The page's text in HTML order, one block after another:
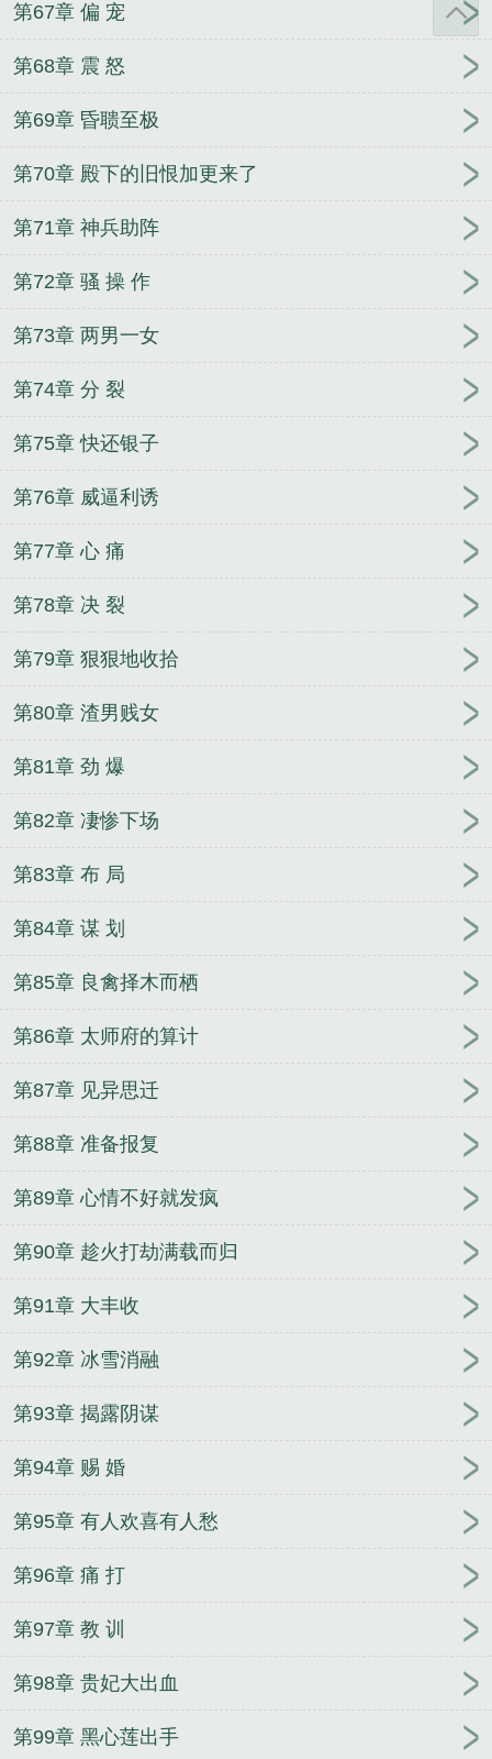
第67章 偏 宠
第68章 震 怒
第69章 昏聩至极
第70章 殿下的旧恨加更来了
第71章 神兵助阵
第72章 骚 操 作
第73章 两男一女
第74章 分 裂
第75章 快还银子
第76章 威逼利诱
第77章 心 痛
第78章 决 裂
第79章 狠狠地收拾
第80章 渣男贱女
第81章 劲 爆
第82章 凄惨下场
第83章 布 局
第84章 谋 划
第85章 良禽择木而栖
第86章 太师府的算计
第87章 见异思迁
第88章 准备报复
第89章 心情不好就发疯
第90章 趁火打劫满载而归
第91章 大丰收
第92章 冰雪消融
第93章 揭露阴谋
第94章 赐 婚
第95章 有人欢喜有人愁
第96章 痛 打
第97章 教 训
第98章 贵妃大出血
第99章 黑心莲出手